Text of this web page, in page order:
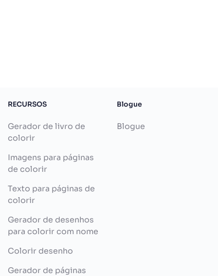
RECURSOS
Gerador de livro de
colorir
Imagens para páginas
de colorir
Texto para páginas de
colorir
Gerador de desenhos
para colorir com nome
Colorir desenho
Gerador de páginas
Blogue
Blogue